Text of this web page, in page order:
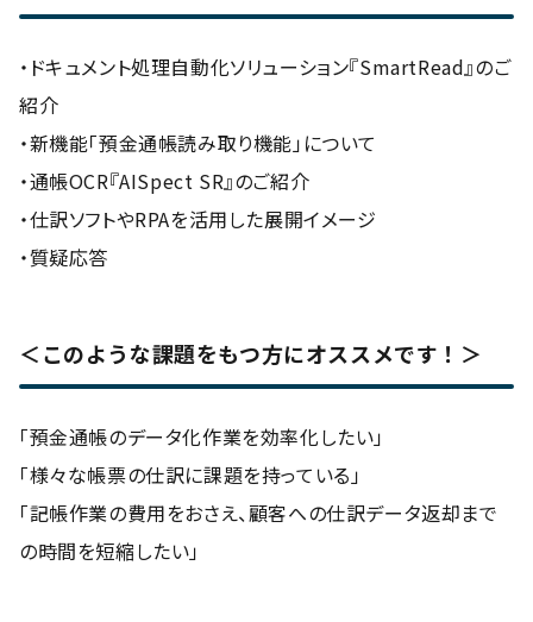
・ドキュメント処理自動化ソリューション『SmartRead』のご
紹介
・新機能「預金通帳読み取り機能」について
・通帳OCR​​『AISpect SR』のご紹介
・仕訳ソフトやRPAを活用した展開イメージ
・質疑応答
＜このような課題をもつ方にオススメです！＞
「預金通帳のデータ化作業を効率化したい」
「様々な帳票の仕訳に課題を持っている」
「記帳作業の費用をおさえ、顧客への仕訳データ返却まで
の時間を短縮したい」